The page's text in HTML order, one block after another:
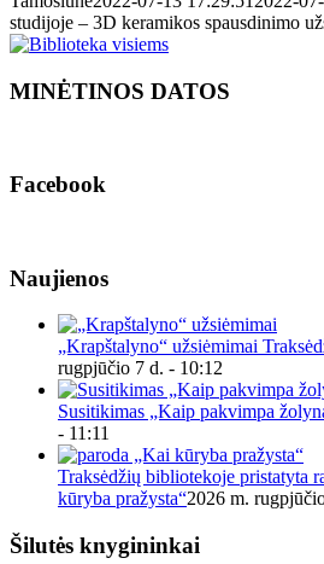
studijoje – 3D keramikos spausdinimo
MINĖTINOS DATOS
Facebook
Naujienos
„Krapštalyno“ užsiėmimai
rugpjūčio 7 d. - 10:12
Susitikimas „Kaip pakvimpa
- 11:11
Traksėdžių bibliotekoje pristatyta
kūryba pražysta“2026 m.
Šilutės knygininkai